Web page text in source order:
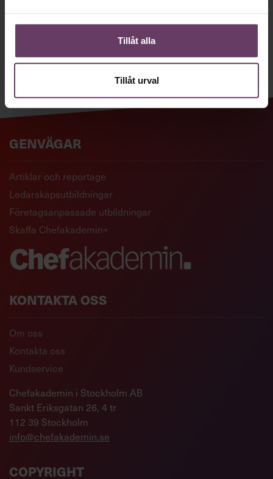
Tillåt alla
Tillåt urval
JA TACK, JAG VILL HA NYHETSBREV!
GENVÄGAR
Artiklar och reportage
Ledarskapsutbildningar
Företagsanpassade utbildningar
Skaffa Chefakademin+
KONTAKTA OSS
Om oss
Kontakta oss
Kundservice
Chefakademin i Stockholm AB
Sankt Eriksgatan 26, 4 tr
112 39 Stockholm
info@chefakademin.se
COPYRIGHT